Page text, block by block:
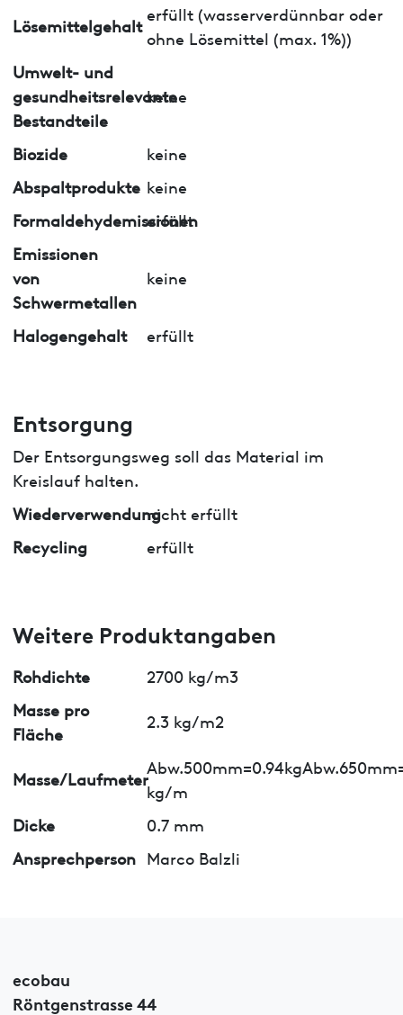
Lösemittelgehalt
erfüllt (wasserverdünnbar oder
ohne Lösemittel (max. 1%))
Umwelt- und
gesundheitsrelevante
Bestandteile
keine
Biozide
keine
Abspaltprodukte keine
Formaldehydemissionen
erfüllt
Emissionen
von
Schwermetallen
keine
Halogengehalt erfüllt
Entsorgung
Der Entsorgungsweg soll das Material im
Kreislauf halten.
Wiederverwendungnicht erfüllt
Recycling
erfüllt
Weitere Produktangaben
Rohdichte
2700 kg/m3
Masse pro
Fläche
2.3 kg/m2
Masse/Laufmeter
kg/m
Dicke
0.7 mm
Ansprechperson Marco Balzli
ecobau
Röntgenstrasse 44